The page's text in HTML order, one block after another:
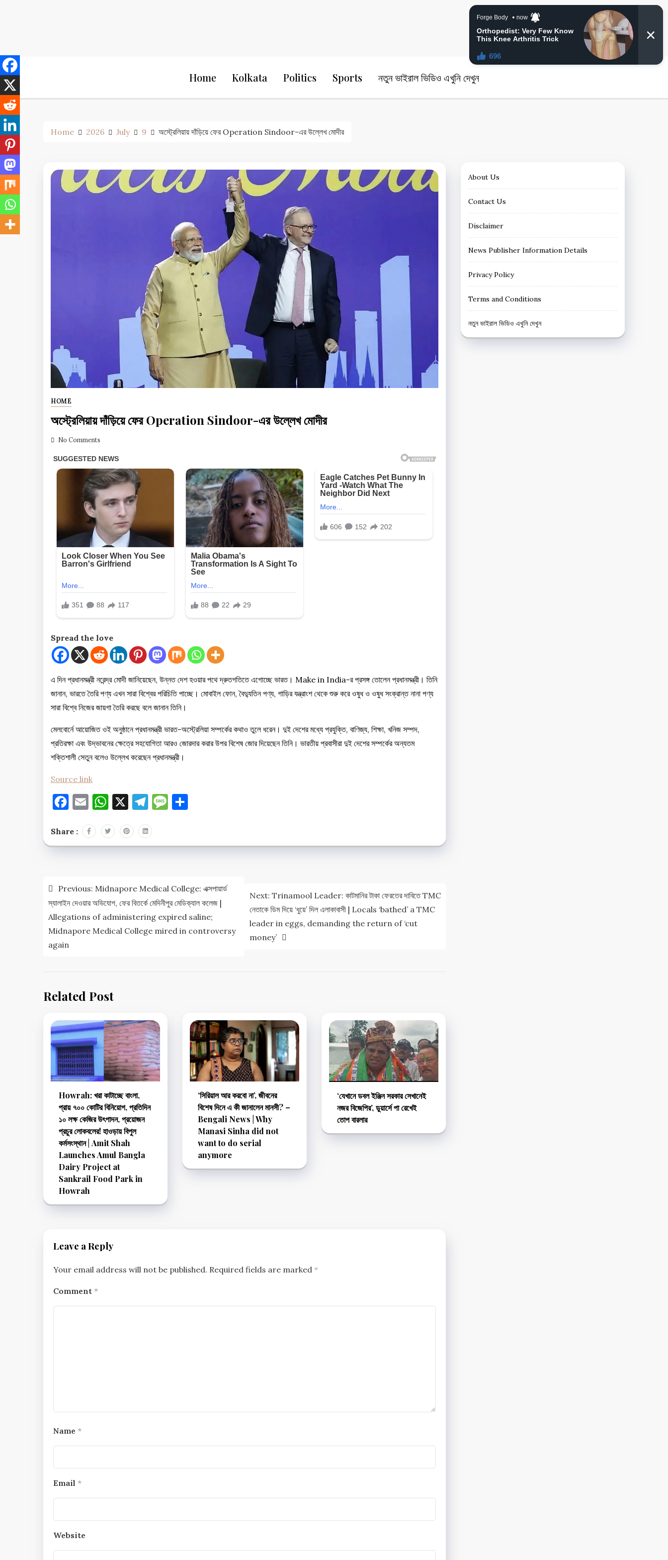
24 Ghanta Bangla News
Home Kolkata Politics Sports নতুন ভাইরাল ভিডিও এখুনি দেখুন
Home 2026 July 9 অস্ট্রেলিয়ায় দাঁড়িয়ে ফের Operation Sindoor-এর উল্লেখ মোদীর
HOME
অস্ট্রেলিয়ায় দাঁড়িয়ে ফের Operation Sindoor-এর উল্লেখ মোদীর
No Comments
Spread the love
এ দিন প্রধানমন্ত্রী নরেন্দ্র মোদী জানিয়েছেন, উন্নত দেশ হওয়ার পথে দ্রুতগতিতে এগোচ্ছে ভারত। Make in India-র প্রসঙ্গ তোলেন প্রধানমন্ত্রী। তিনি
জানান, ভারতে তৈরি পণ্য এখন সারা বিশ্বের পরিচিতি পাচ্ছে। মোবাইল ফোন, বৈদ্যুতিন পণ্য, গাড়ির যন্ত্রাংশ থেকে শুরু করে ওষুধ ও ওষুধ সংক্রান্ত নানা পণ্য
সারা বিশ্বে নিজের জায়গা তৈরি করছে বলে জানান তিনি।
মেলবোর্নে আয়োজিত ওই অনুষ্ঠানে প্রধানমন্ত্রী ভারত-অস্ট্রেলিয়া সম্পর্কের কথাও তুলে ধরেন। দুই দেশের মধ্যে প্রযুক্তি, বাণিজ্য, শিক্ষা, খনিজ সম্পদ,
প্রতিরক্ষা এবং উদ্ভাবনের ক্ষেত্রে সহযোগিতা আরও জোরদার করার উপর বিশেষ জোর দিয়েছেন তিনি। ভারতীয় প্রবাসীরা দুই দেশের সম্পর্কের অন্যতম
শক্তিশালী সেতুন বলেও উল্লেখ করেছেন প্রধানমন্ত্রী।
Source link
Facebook
EmailWhatsApp
X Telegram
Message
Share :
Post
navigation
Previous: Midnapore Medical College: এক্সপায়ার্ড
স্যালাইন দেওয়ার অভিযোগ, ফের বিতর্কে মেদিনীপুর মেডিক্যাল কলেজ |
Allegations of administering expired saline;
Midnapore Medical College mired in controversy
again
Next: Trinamool Leader: কাটমানির টাকা ফেরতের দাবিতে TMC
নেতাকে ডিম দিয়ে ‘ধুয়ে’ দিল এলাকাবাসী | Locals ‘bathed’ a TMC
leader in eggs, demanding the return of ‘cut
money’
Related Post
Howrah: খরা কাটাচ্ছে বাংলা,
প্রায় ৭০০ কোটির বিনিয়োগ, প্রতিদিন
১০ লক্ষ কেজির উৎপাদন, প্রয়োজন
প্রচুর লোকবলের! হাওড়ায় বিপুল
কর্মসংস্থান | Amit Shah
Launches Amul Bangla
Dairy Project at
Sankrail Food Park in
Howrah
‘সিরিয়াল আর করবো না’, জীবনের
বিশেষ দিনে এ কী জানালেন মানসী? –
Bengali News | Why
Manasi Sinha did not
want to do serial
anymore
‘‌যেখানে ডবল ইঞ্জিন সরকার সেখানেই
নজর বিজেপির’‌, ডুয়ার্সে পা রেখেই
তোপ বারলার
Leave a Reply
Your email address will not be published. Required fields are marked *
Comment *
Name *
Email *
Website
About Us
Contact Us
Disclaimer
News Publisher Information Details
Privacy Policy
Terms and Conditions
নতুন ভাইরাল ভিডিও এখুনি দেখুন